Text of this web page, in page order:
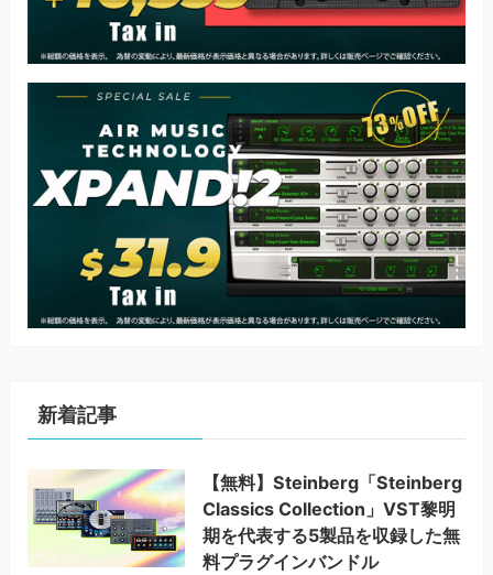
新着記事
【無料】Steinberg「Steinberg
Classics Collection」VST黎明
期を代表する5製品を収録した無
料プラグインバンドル